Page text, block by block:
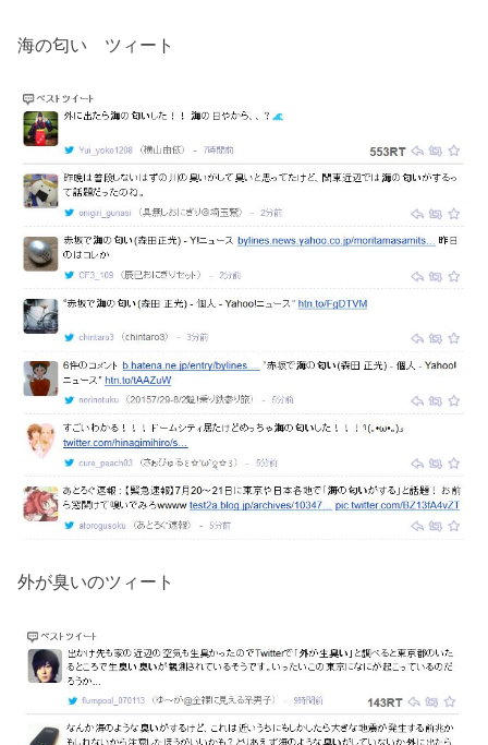
海の匂い ツィート
外が臭いのツィート